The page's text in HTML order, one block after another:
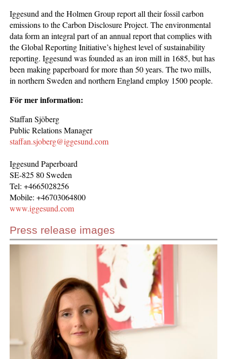
Iggesund and the Holmen Group report all their fossil carbon
emissions to the Carbon Disclosure Project. The environmental
data form an integral part of an annual report that complies with
the Global Reporting Initiative’s highest level of sustainability
reporting. Iggesund was founded as an iron mill in 1685, but has
been making paperboard for more than 50 years. The two mills,
in northern Sweden and northern England employ 1500 people.
För mer information:
Staffan Sjöberg
Public Relations Manager
staffan.sjoberg@iggesund.com
Iggesund Paperboard
SE-825 80 Sweden
Tel: +4665028256
Mobile: +46703064800
www.iggesund.com
Press release images